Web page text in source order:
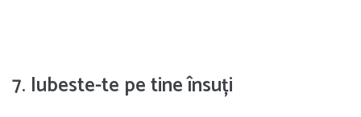
7. Iubeste-te pe tine însuți